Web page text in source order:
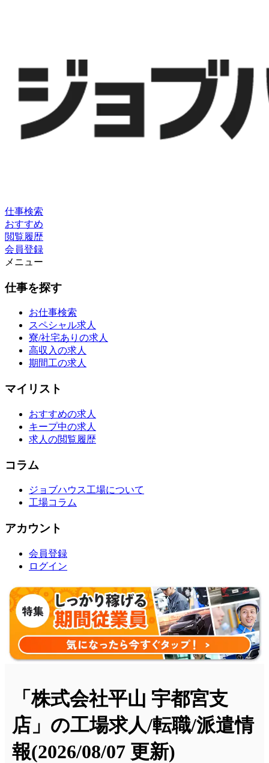
仕事検索
おすすめ
閲覧履歴
会員登録
メニュー
仕事を探す
お仕事検索
スペシャル求人
寮/社宅ありの求人
高収入の求人
期間工の求人
マイリスト
おすすめの求人
キープ中の求人
求人の閲覧履歴
コラム
ジョブハウス工場について
工場コラム
アカウント
会員登録
ログイン
「株式会社平山 宇都宮支
店」の工場求人/転職/派遣情
報(2026/08/07 更新)